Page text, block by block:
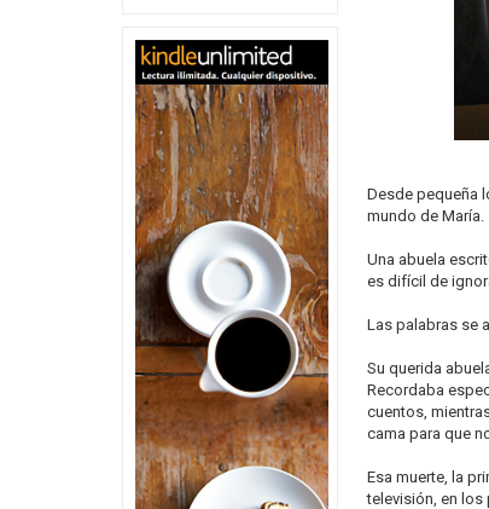
Desde pequeña
mundo de María.
Una abuela
es difícil de
Las palabras se
Su querida
Recordaba
cuentos,
cama para que
Esa muerte, la
televisión, en los